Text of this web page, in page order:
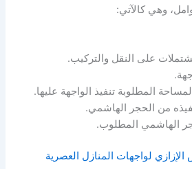
وهي كالآتي:
على النقل والتركيب.
المطلوبة تنفيذ الواجهة عليها.
من الحجر الهاشمي.
الهاشمي المطلوب.
الإزازي لواجهات المنازل العصرية